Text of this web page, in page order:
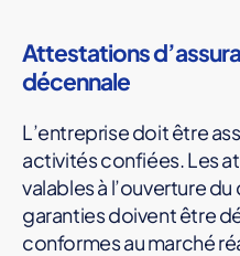
Attestations
décennale
L’entreprise doit être
activités confiées. Les
valables à l’ouverture
garanties doivent être
conformes au marché